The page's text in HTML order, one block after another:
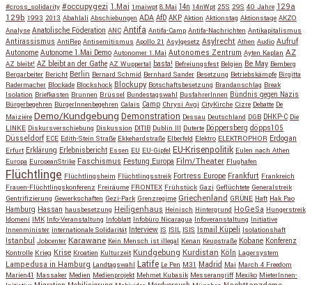
#cross_solidarity #occupygezi 1.Mai 1maiwpt 8.Mai 14n 14nWpt 25S 29S 40 Jahre 129a
129b 1993 2013 Abahlali Abschiebungen ADA AfD AKP Aktion Aktionstag Aktionstage AKZO
Analyse Anatolische Föderation ANC Antifa Antifa-Camp Antifa-Nachrichten Antikapitalismus
Antirassismus AntiRep Antisemitismus Apollo 21 Asylgesetz Asylrecht Athen Audio Aufruf
Autonome Autonome 1.Mai Demo Autonomer 1.Mai Autonomes Zentrum Ayten Kaplan AZ
AZ bleibt! AZ bleibt an der Gathe AZ Wuppertal basta! Befreiungsfest Belgien Be May Bemberg
Bergarbeiter Bericht Berlin Bernard Schmid Bernhard Sander Besetzung Betriebskämpfe Birgitta
Radermacher Blockade Blockshock Blockupy Botschaftsbesetzung Brandanschlag Break
Isolation Briefkasten Brunnen Brüssel Bundestagswahl BusfahrerInnen Bündnis gegen Nazis
Bürgerbegehren BürgerInnenbegehren Calais Camp Chrysi Avgi CityKirche Cizre Debatte De
Maiziére Demo/Kundgebung Demonstration Dessau Deutschland DGB DHKP-C Die
LINKE Diskursverschiebung Diskussion DITIB Dublin III Duterte Döppersberg döpps105
Düsseldorf ECE Edith-Stein Straße Ekkehardstraße Elberfeld Elektro ELEKTROPHOR Erdogan
Erfurt Erklärung Erlebnisbericht Essen EU EU-Gipfel EU-Krisenpolitik Eulen nach Athen
Europa EuropeanStrike Faschismus Festung Europa Film/Theater Flughafen
Flüchtlinge Flüchtlingsheim Flüchtlingsstreik Fortress Europe Frankfurt Frankreich
Frauen-Flüchtlingskonferenz Freiräume FRONTEX Frühstück Gazi Geflüchtete Generalstreik
Gentrifizierung Gewerkschaften Gezi-Park Grenzregime Griechenland GRÜNE Haft Hak Pao
Hamburg Hassan hausbesetzung Heiligenhaus Heinisch Hintergrund HoGeSa Hungerstreik
Idomeni IMK Info-Veranstaltung Infoblatt Infobüro Nicaragua Infoveranstaltung Initiative
Innenminister internationale Solidarität Interview IS ISIL ISIS Ismail Küpeli Isolationshaft
Istanbul Jobcenter Karawane Kein Mensch ist illegal Kenan Keupstraße Kobane Konferenz
Kontrolle Krieg Krise Kroatien Kulturzeit Kundgebung Kurdistan Köln Lagersystem
Lampedusa in Hamburg Landtagswahl Latife Le Pen M31 Madrid Mai March 4 Freedom
Marien41 Massaker Medien Medienprojekt Mehmet Kubasik Messerangriff Mexiko MieterInnen-